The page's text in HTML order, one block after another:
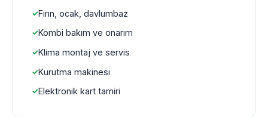
Fırın, ocak, davlumbaz
Kombi bakım ve onarım
Klima montaj ve servis
Kurutma makinesi
Elektronik kart tamiri